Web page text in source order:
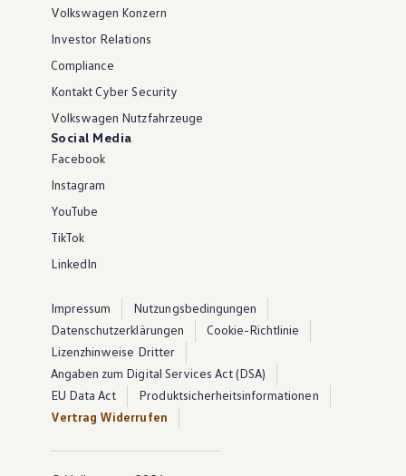
Volkswagen Konzern
Investor Relations
Compliance
Kontakt Cyber Security
Volkswagen Nutzfahrzeuge
Social Media
Facebook
Instagram
YouTube
TikTok
LinkedIn
Impressum
Nutzungsbedingungen
Datenschutzerklärungen
Cookie-Richtlinie
Lizenzhinweise Dritter
Angaben zum Digital Services Act (DSA)
EU Data Act
Produktsicherheitsinformationen
Vertrag Widerrufen